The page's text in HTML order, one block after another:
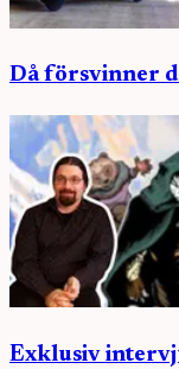
Då försvinner
Exklusiv